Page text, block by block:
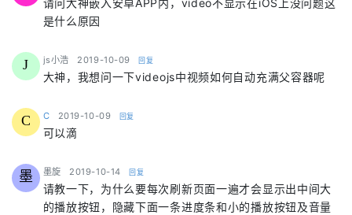
请问大神嵌入安卓APP内，video不显示在iOS上没问题这
是什么原因
J js小浩 says:
2019-10-09 回复
大神，我想问一下videojs中视频如何自动充满父容器呢
C C says:
2019-10-09 回复
可以滴
墨 墨旋 says:
2019-10-14 回复
请教一下，为什么要每次刷新页面一遍才会显示出中间大
的播放按钮，隐藏下面一条进度条和小的播放按钮及音量